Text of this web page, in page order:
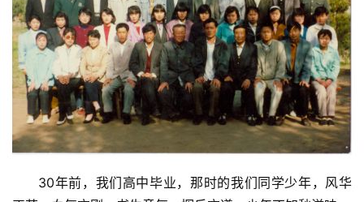
30年前，我们高中毕业，那时的我们同学少年，风华